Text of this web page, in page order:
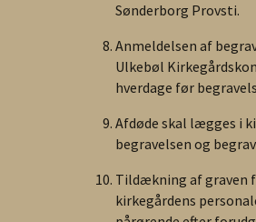
Sønderborg Provsti.
Anmeldelsen af
Ulkebøl
hverdage før
Afdøde skal lægges i
begravelsen og
Tildækning af graven
kirkegårdens